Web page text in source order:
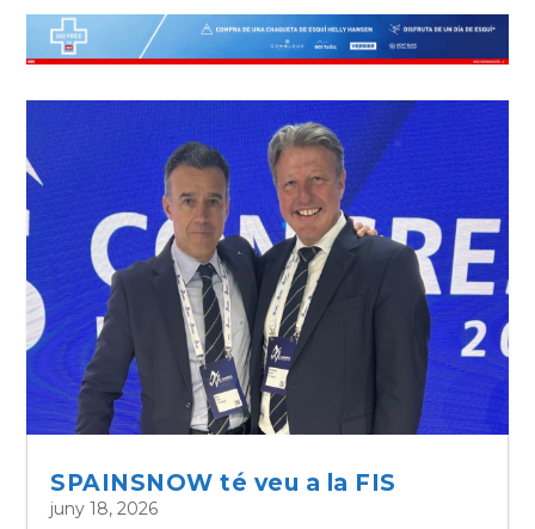
SPAINSNOW té veu a la FIS
juny 18, 2026